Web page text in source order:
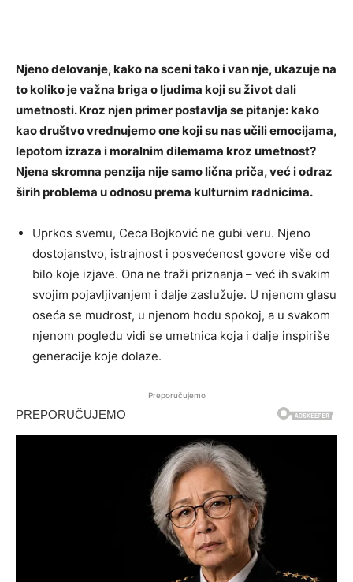
Njeno delovanje, kako na sceni tako i van nje, ukazuje na
to koliko je važna briga o ljudima koji su život dali
umetnosti. Kroz njen primer postavlja se pitanje: kako
kao društvo vrednujemo one koji su nas učili emocijama,
lepotom izraza i moralnim dilemama kroz umetnost?
Njena skromna penzija nije samo lična priča, već i odraz
širih problema u odnosu prema kulturnim radnicima.
Uprkos svemu, Ceca Bojković ne gubi veru. Njeno
dostojanstvo, istrajnost i posvećenost govore više od
bilo koje izjave. Ona ne traži priznanja – već ih svakim
svojim pojavljivanjem i dalje zaslužuje. U njenom glasu
oseća se mudrost, u njenom hodu spokoj, a u svakom
njenom pogledu vidi se umetnica koja i dalje inspiriše
generacije koje dolaze.
Preporučujemo